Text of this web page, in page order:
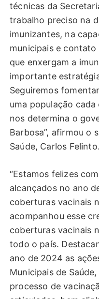
técnicas da
trabalho preciso na
imunizantes, na
municipais e
que enxergam a
importante
Seguiremos
uma população
nos determina o
Barbosa”, afirmou o
Saúde, Carlos Felinto.
“Estamos felizes
alcançados no ano
coberturas vacinais
acompanhou esse
coberturas vacinais
todo o país.
ano de 2024 as
Municipais de
processo de